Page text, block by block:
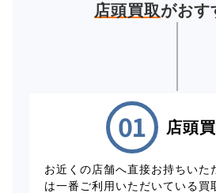
店頭買取がおす
店頭
お近くの店舗へ直接お持ちいた
は一番ご利用いただいている買